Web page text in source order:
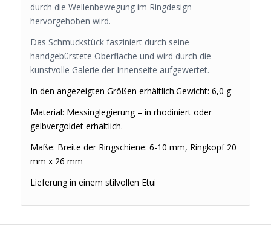
durch die Wellenbewegung im Ringdesign
hervorgehoben wird.
Das Schmuckstück fasziniert durch seine
handgebürstete Oberfläche und wird durch die
kunstvolle Galerie der Innenseite aufgewertet.
In den angezeigten Größen erhältlich.Gewicht: 6,0 g
Material: Messinglegierung – in rhodiniert oder
gelbvergoldet erhältlich.
Maße: Breite der Ringschiene: 6-10 mm, Ringkopf 20
mm x 26 mm
Lieferung in einem stilvollen Etui